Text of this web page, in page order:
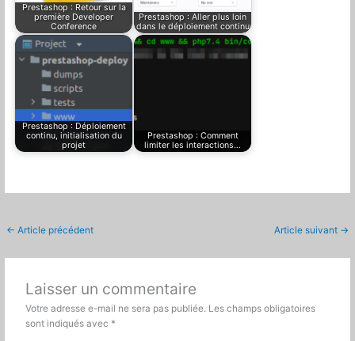
Prestashop : Retour sur la
première Developer
Conference
Prestashop : Aller plus loin
dans le déploiement continu
Prestashop : Déploiement
continu, initialisation du
projet
Prestashop : Comment
limiter les interactions…
← Article précédent Article suivant →
Laisser un commentaire
Votre adresse e-mail ne sera pas publiée. Les champs obligatoires
sont indiqués avec *